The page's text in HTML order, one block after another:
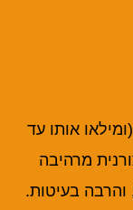
אותו עד
מרהיבה
בעיטות.